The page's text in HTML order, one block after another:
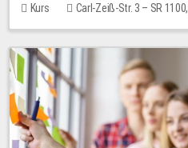
Kurs Carl-Zeiß-Str. 3 – SR
10,00 EUR